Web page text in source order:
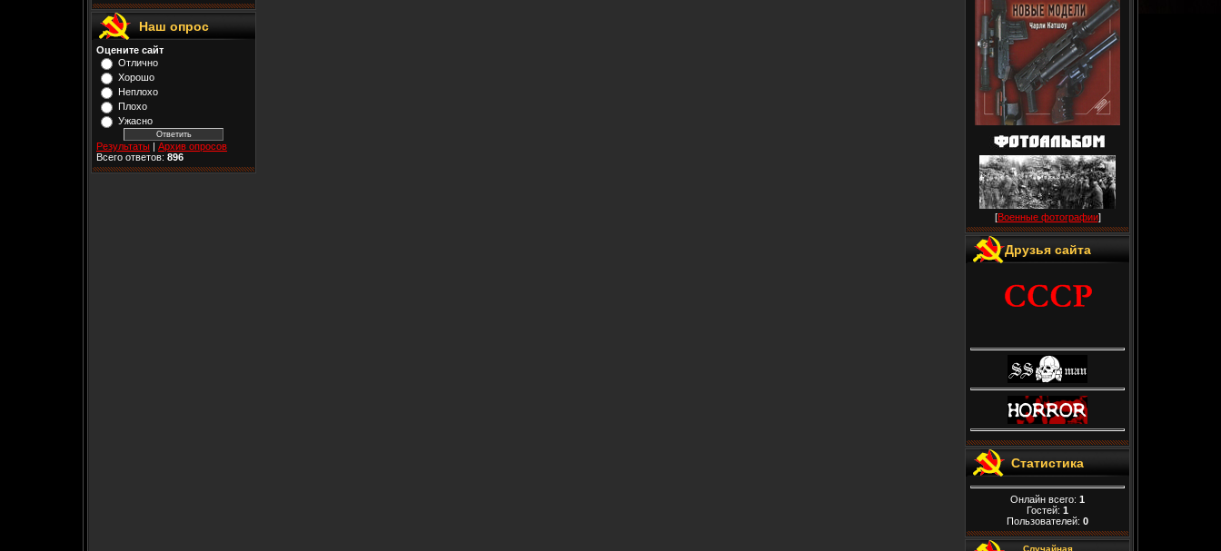
Наш опрос
Оцените сайт
Отлично
Хорошо
Неплохо
Плохо
Ужасно
Результаты | Архив опросов
Всего ответов: 896
[Военные фотографии]
Друзья сайта
Статистика
Онлайн всего: 1
Гостей: 1
Пользователей: 0
Случайная